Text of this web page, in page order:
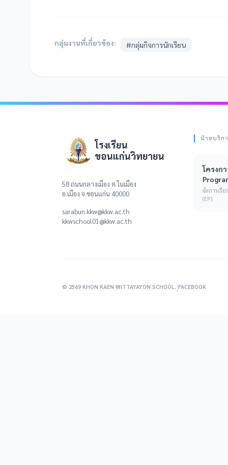
กลุ่มงานที่เกี่ยวข้อง: #กลุ่มกิจการนักเรียน
โรงเรียน
ขอนแก่นวิทยายน
58 ถนนกลางเมือง ต.ในเมือง
อ.เมือง จ.ขอนแก่น 40000
sarabun.kkw@kkw.ac.th
kkwschool01@kkw.ac.th
ฝ่ายบริก
โครงก
จัดการเรี
(EP)
© 2569 KHON KAEN WITTAYAYON SCHOOL.|FACEBOOK